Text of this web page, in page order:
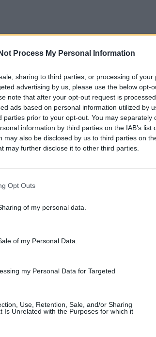
Process My Personal Information
sharing to third parties, or processing of your
advertising by us, please use the below opt-
note that after your opt-out request is
ads based on personal information utilized by
parties prior to your opt-out. You may separately
information by third parties on the IAB’s list
may also be disclosed by us to third parties on
may further disclose it to other third parties.
Opt Outs
of my personal data.
of my Personal Data.
my Personal Data for Targeted
Use, Retention, Sale, and/or Sharing
Is Unrelated with the Purposes for which it